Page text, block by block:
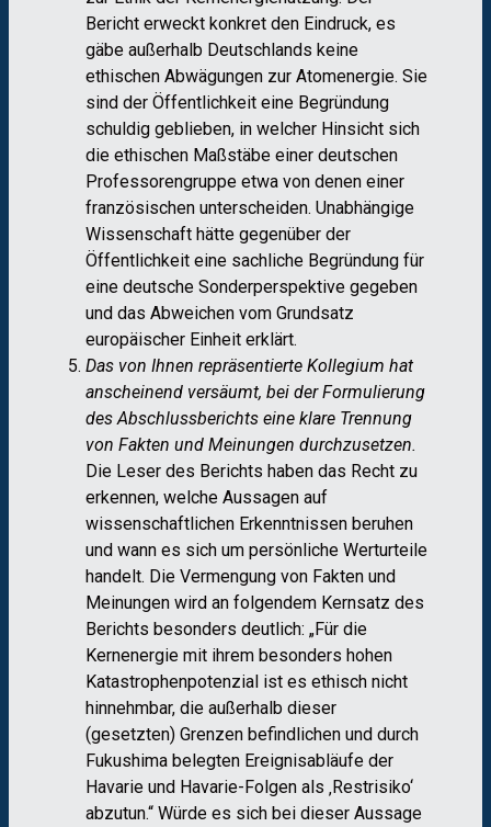
Bericht erweckt konkret den Eindruck, es
gäbe außerhalb Deutschlands keine
ethischen Abwägungen zur Atomenergie. Sie
sind der Öffentlichkeit eine Begründung
schuldig geblieben, in welcher Hinsicht sich
die ethischen Maßstäbe einer deutschen
Professoren​gruppe etwa von denen einer
französischen unterscheiden. Unabhängige
Wissenschaft hätte gegenüber der
Öffentlichkeit eine sachliche Begründung für
eine deutsche Sonderperspektive gegeben
und das Abweichen vom Grundsatz
europäischer Einheit erklärt.
Das von Ihnen repräsentierte Kollegium hat
anscheinend versäumt, bei der Formulierung
des Abschlussberichts eine klare Trennung
von Fakten und Meinungen durchzusetzen.
Die Leser des Berichts haben das Recht zu
erkennen, welche Aussagen auf
wissenschaftlichen Erkenntnissen beruhen
und wann es sich um persönliche Werturteile
handelt. Die Vermengung von Fakten und
Meinungen wird an folgendem Kernsatz des
Berichts besonders deutlich: „Für die
Kernenergie mit ihrem besonders hohen
Katastrophenpotenzial ist es ethisch nicht
hinnehmbar, die außerhalb dieser
(gesetzten) Grenzen befindlichen und durch
Fukushima belegten Ereignisabläufe der
Havarie und Havarie-Folgen als ‚Restrisiko‘
abzutun.“ Würde es sich bei dieser Aussage